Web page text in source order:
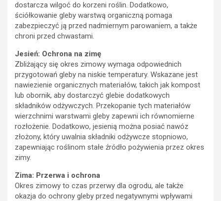
dostarcza wilgoć do korzeni roślin. Dodatkowo,
ściółkowanie gleby warstwą organiczną pomaga
zabezpieczyć ją przed nadmiernym parowaniem, a także
chroni przed chwastami.
Jesień: Ochrona na zimę
Zbliżający się okres zimowy wymaga odpowiednich
przygotowań gleby na niskie temperatury. Wskazane jest
nawiezienie organicznych materiałów, takich jak kompost
lub obornik, aby dostarczyć glebie dodatkowych
składników odżywczych. Przekopanie tych materiałów
wierzchnimi warstwami gleby zapewni ich równomierne
rozłożenie. Dodatkowo, jesienią można posiać nawóz
złożony, który uwalnia składniki odżywcze stopniowo,
zapewniając roślinom stałe źródło pożywienia przez okres
zimy.
Zima: Przerwa i ochrona
Okres zimowy to czas przerwy dla ogrodu, ale także
okazja do ochrony gleby przed negatywnymi wpływami